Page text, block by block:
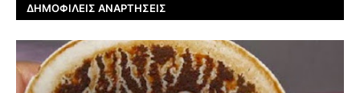
ΔΗΜΟΦΙΛΕΊΣ ΑΝΑΡΤΉΣΕΙΣ